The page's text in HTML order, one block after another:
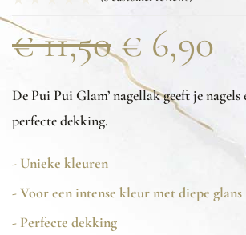
€11,50€ 6,90
De Pui Pui Glam’ nagellak geeft je
perfecte dekking.
- Unieke kleuren
- Voor een intense kleur met diepe glans
- Perfecte dekking